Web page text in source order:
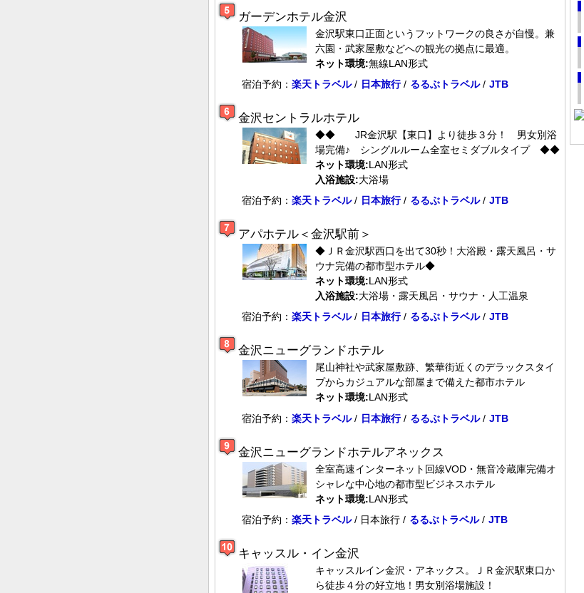
ガーデンホテル金沢
金沢駅東口正面というフットワークの良さが自慢。兼
六園・武家屋敷などへの観光の拠点に最適。
ネット環境:無線LAN形式
宿泊予約： 楽天トラベル/ 日本旅行/ るるぶトラベル/ JTB
金沢セントラルホテル
◆◆ JR金沢駅【東口】より徒歩３分！ 男女別浴
場完備♪ シングルルーム全室セミダブルタイプ ◆◆
ネット環境:LAN形式
入浴施設:大浴場
宿泊予約： 楽天トラベル/ 日本旅行/ るるぶトラベル/ JTB
アパホテル＜金沢駅前＞
◆ＪＲ金沢駅西口を出て30秒！大浴殿・露天風呂・サ
ウナ完備の都市型ホテル◆
ネット環境:LAN形式
入浴施設:大浴場・露天風呂・サウナ・人工温泉
宿泊予約： 楽天トラベル/ 日本旅行/ るるぶトラベル/ JTB
金沢ニューグランドホテル
尾山神社や武家屋敷跡、繁華街近くのデラックスタイ
プからカジュアルな部屋まで備えた都市ホテル
ネット環境:LAN形式
宿泊予約： 楽天トラベル/ 日本旅行/ るるぶトラベル/ JTB
金沢ニューグランドホテルアネックス
全室高速インターネット回線VOD・無音冷蔵庫完備オ
シャレな中心地の都市型ビジネスホテル
ネット環境:LAN形式
宿泊予約： 楽天トラベル/ 日本旅行 / るるぶトラベル/ JTB
キャッスル・イン金沢
キャッスルイン金沢・アネックス。ＪＲ金沢駅東口か
ら徒歩４分の好立地！男女別浴場施設！